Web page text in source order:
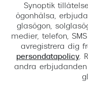
Synoptik
ögonhälsa,
glasögon,
medier, telefon,
avregistrera dig
persondatapolicy.
andra